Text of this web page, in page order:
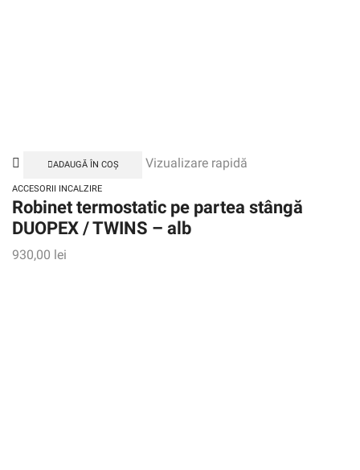
ADAUGĂ ÎN COȘ Vizualizare rapidă
ACCESORII INCALZIRE
Robinet termostatic pe partea stângă
DUOPEX / TWINS – alb
930,00 lei